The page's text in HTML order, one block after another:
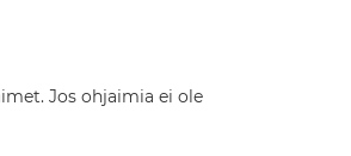
Jos ohjaimia ei ole